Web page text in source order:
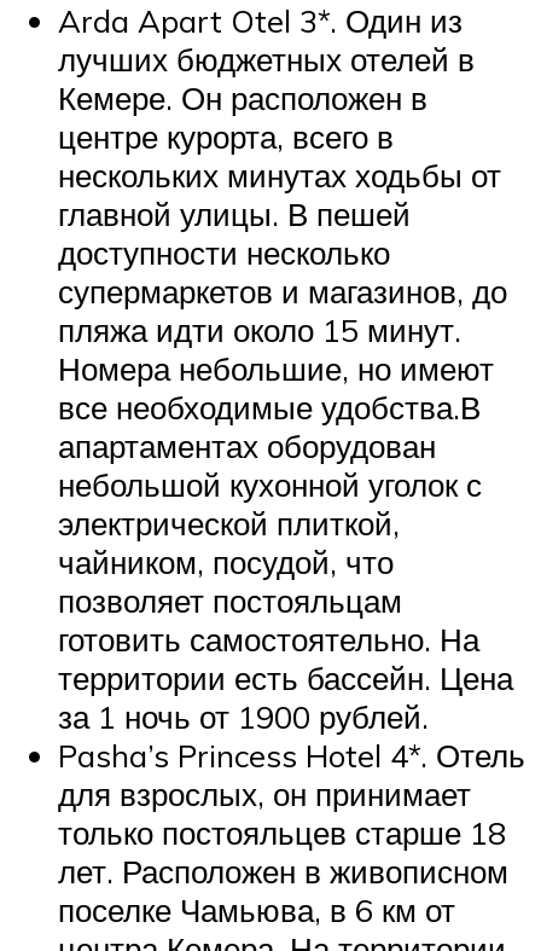
Arda Apart Otel 3*. Один из
лучших бюджетных отелей в
Кемере. Он расположен в
центре курорта, всего в
нескольких минутах ходьбы от
главной улицы. В пешей
доступности несколько
супермаркетов и магазинов, до
пляжа идти около 15 минут.
Номера небольшие, но имеют
все необходимые удобства.В
апартаментах оборудован
небольшой кухонной уголок с
электрической плиткой,
чайником, посудой, что
позволяет постояльцам
готовить самостоятельно. На
территории есть бассейн. Цена
за 1 ночь от 1900 рублей.
Pasha’s Princess Hotel 4*. Отель
для взрослых, он принимает
только постояльцев старше 18
лет. Расположен в живописном
поселке Чамьюва, в 6 км от